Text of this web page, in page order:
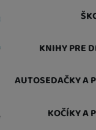
KNIHY PRE
AUTOSEDAČKY A
KOČÍKY A